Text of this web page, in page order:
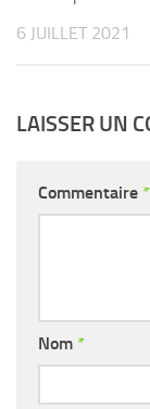
6 JUILLET 2021
LAISSER UN
Commentaire *
Nom *